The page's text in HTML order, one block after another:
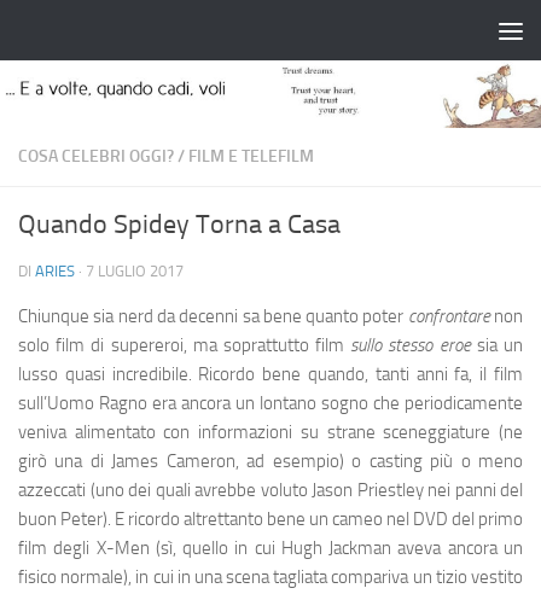
COSA CELEBRI OGGI?/ FILM E TELEFILM
Quando Spidey Torna a Casa
DI ARIES · 7 LUGLIO 2017
Chiunque sia nerd da decenni sa bene quanto poter confrontarenon
solo film di supereroi, ma soprattutto film sullo stesso eroesia un
lusso quasi incredibile. Ricordo bene quando, tanti anni fa, il film
sull’Uomo Ragno era ancora un lontano sogno che periodicamente
veniva alimentato con informazioni su strane sceneggiature (ne
girò una di James Cameron, ad esempio) o casting più o meno
azzeccati (uno dei quali avrebbe voluto Jason Priestley nei panni del
buon Peter). E ricordo altrettanto bene un cameo nel DVD del primo
film degli X-Men (sì, quello in cui Hugh Jackman aveva ancora un
fisico normale), in cui in una scena tagliata compariva un tizio vestito